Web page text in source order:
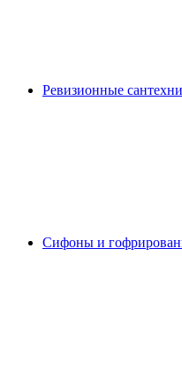
Ревизионные
Сифоны и